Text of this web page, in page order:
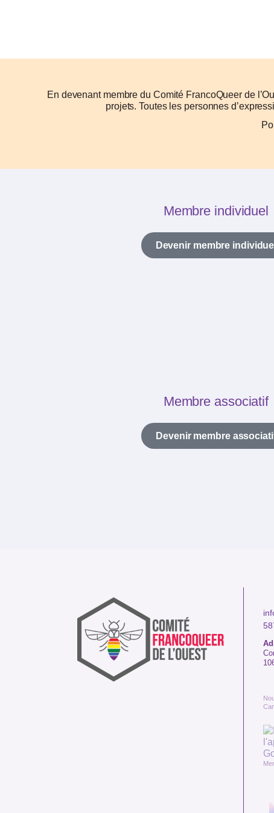
En devenant membre du Comité FrancoQueer de
projets. Toutes les personnes
Membre individuel
Devenir membre individuel
Membre associatif
Devenir membre